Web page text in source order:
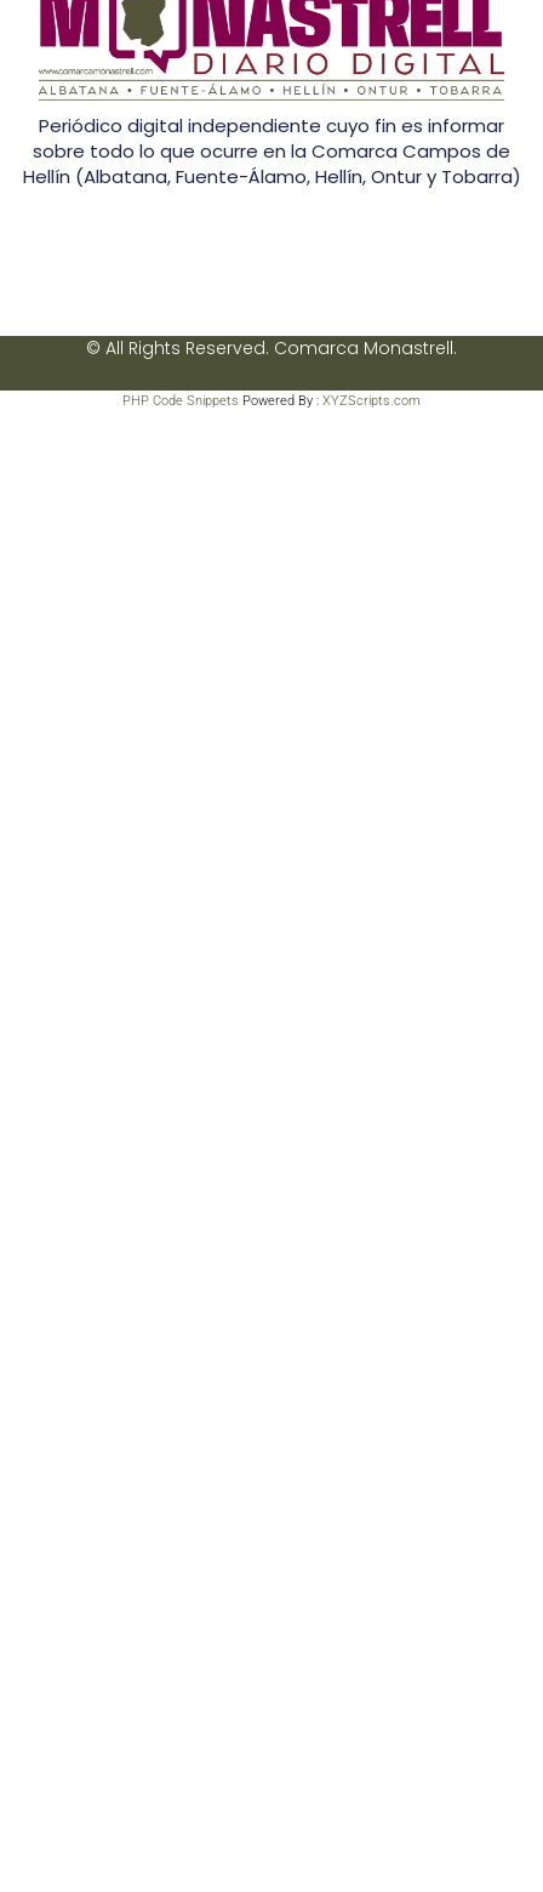
Periódico digital independiente cuyo fin es informar
sobre todo lo que ocurre en la Comarca Campos de
Hellín (Albatana, Fuente-Álamo, Hellín, Ontur y Tobarra)
© All Rights Reserved. Comarca Monastrell.
PHP Code Snippets Powered By : XYZScripts.com